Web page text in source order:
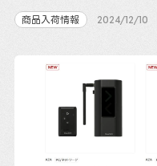
商品入荷情報 2024/12/10